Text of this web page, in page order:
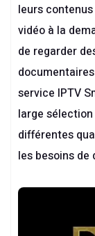
leurs
vidéo à la
de regarder
service IPTV
large sélection
différentes
les besoins